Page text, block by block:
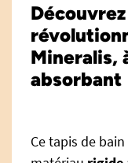
Mineralis,
absorbant
Ce tapis de